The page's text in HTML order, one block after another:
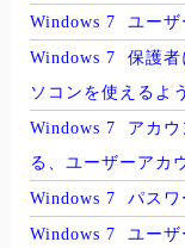
Windows 7 ユーザ
Windows 7 保護者
ソコンを使えるよ
Windows 7 アカウ
る、ユーザーアカ
Windows 7 パスワ
Windows 7 ユーザ